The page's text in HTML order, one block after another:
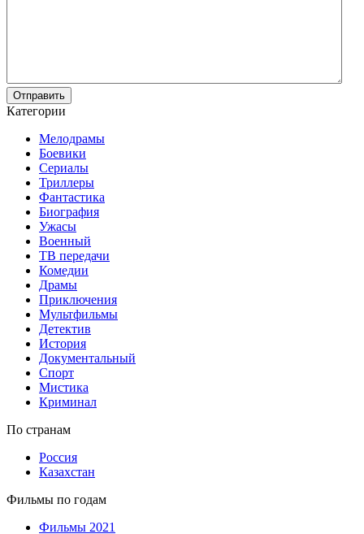
Отправить
Категории
Мелодрамы
Боевики
Сериалы
Триллеры
Фантастика
Биография
Ужасы
Военный
ТВ передачи
Комедии
Драмы
Приключения
Мультфильмы
Детектив
История
Документальный
Спорт
Мистика
Криминал
По странам
Россия
Казахстан
Фильмы по годам
Фильмы 2021